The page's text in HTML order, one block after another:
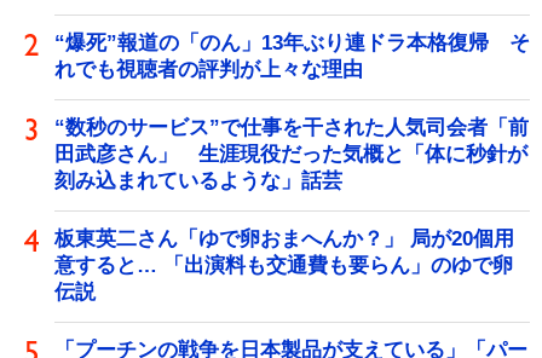
“爆死”報道の「のん」13年ぶり連ドラ本格復帰 そ
れでも視聴者の評判が上々な理由
“数秒のサービス”で仕事を干された人気司会者「前
田武彦さん」 生涯現役だった気概と「体に秒針が
刻み込まれているような」話芸
板東英二さん「ゆで卵おまへんか？」 局が20個用
意すると… 「出演料も交通費も要らん」のゆで卵
伝説
「プーチンの戦争を日本製品が支えている」「パー